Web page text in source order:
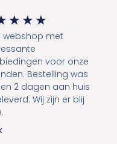
★ ★ ★
webshop met
voor onze
Bestelling was
2 dagen aan huis
Wij zijn er blij